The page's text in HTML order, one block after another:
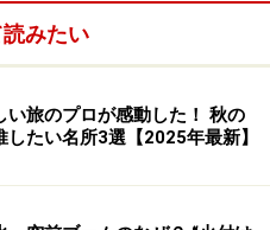
みたい
い旅のプロが感動した！ 秋の
たい名所3選【2025年最新】